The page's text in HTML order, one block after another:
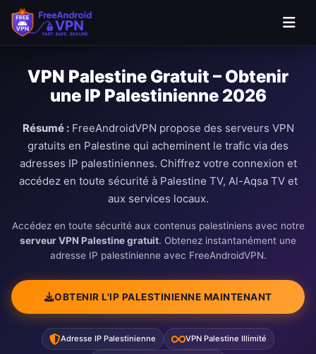
VPN Palestine Gratuit – Obtenir
une IP Palestinienne 2026
Résumé :FreeAndroidVPN propose des serveurs VPN
gratuits en Palestine qui acheminent le trafic via des
adresses IP palestiniennes. Chiffrez votre connexion et
accédez en toute sécurité à Palestine TV, Al-Aqsa TV et
aux services locaux.
Accédez en toute sécurité aux contenus palestiniens avec notre
serveur VPN Palestine gratuit. Obtenez instantanément une
adresse IP palestinienne avec FreeAndroidVPN.
OBTENIR L'IP PALESTINIENNE MAINTENANT
Adresse IP Palestinienne VPN Palestine Illimité